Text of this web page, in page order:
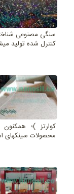
سنگی مصنوعی
کنترل شده تولید
کوارتز )؛
محصولات سینکهای